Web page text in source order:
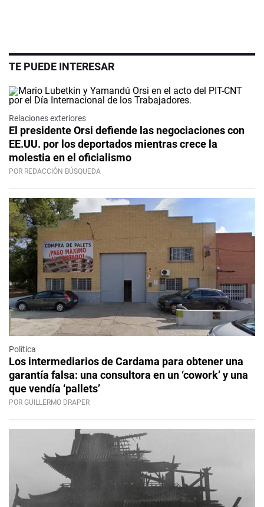
TE PUEDE INTERESAR
Relaciones exteriores
El presidente Orsi defiende las negociaciones con
EE.UU. por los deportados mientras crece la
molestia en el oficialismo
POR REDACCIÓN BÚSQUEDA
Política
Los intermediarios de Cardama para obtener una
garantía falsa: una consultora en un ‘cowork’ y una
que vendía ‘pallets’
POR GUILLERMO DRAPER